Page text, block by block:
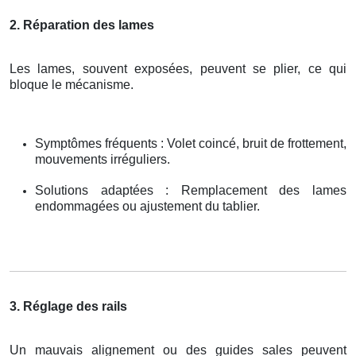
2. Réparation des lames
Les lames, souvent exposées, peuvent se plier, ce qui
bloque le mécanisme.
Symptômes fréquents : Volet coincé, bruit de frottement,
mouvements irréguliers.
Solutions adaptées : Remplacement des lames
endommagées ou ajustement du tablier.
3. Réglage des rails
Un mauvais alignement ou des guides sales peuvent